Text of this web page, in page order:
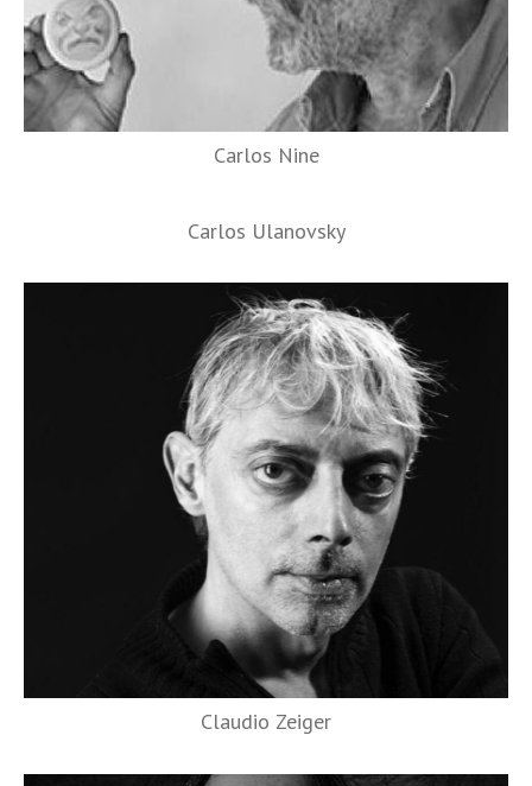
Carlos Nine
Carlos Ulanovsky
Claudio Zeiger